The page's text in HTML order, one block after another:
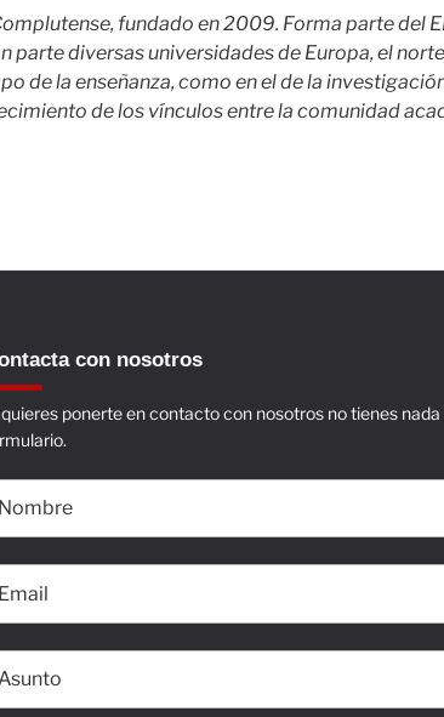
fundado en 2009. Forma parte del
diversas universidades de Europa, el
de la enseñanza, como en el de la
de los vínculos entre la comunidad
con nosotros
ponerte en contacto con nosotros no tienes